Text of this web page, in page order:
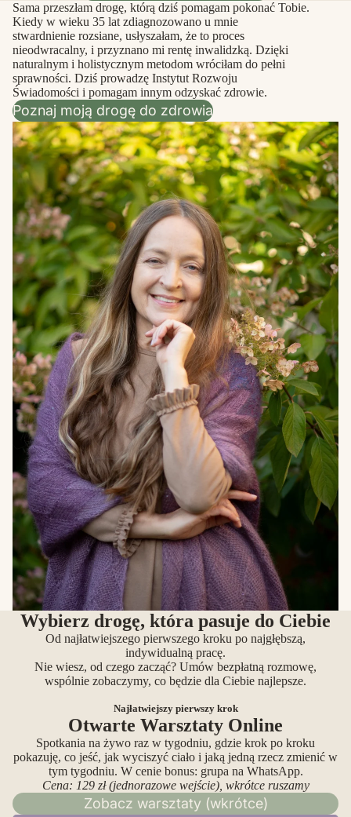
Sama przeszłam drogę, którą dziś pomagam pokonać Tobie.
Kiedy w wieku 35 lat zdiagnozowano u mnie
stwardnienie rozsiane, usłyszałam, że to proces
nieodwracalny, i przyznano mi rentę inwalidzką. Dzięki
naturalnym i holistycznym metodom wróciłam do pełni
sprawności. Dziś prowadzę Instytut Rozwoju
Świadomości i pomagam innym odzyskać zdrowie.
Poznaj moją drogę do zdrowia
Wybierz drogę, która pasuje do Ciebie
Od najłatwiejszego pierwszego kroku po najgłębszą,
indywidualną pracę.
Nie wiesz, od czego zacząć? Umów bezpłatną rozmowę,
wspólnie zobaczymy, co będzie dla Ciebie najlepsze.
Najłatwiejszy pierwszy krok
Otwarte Warsztaty Online
Spotkania na żywo raz w tygodniu, gdzie krok po kroku
pokazuję, co jeść, jak wyciszyć ciało i jaką jedną rzecz zmienić w
tym tygodniu. W cenie bonus: grupa na WhatsApp.
Cena: 129 zł (jednorazowe wejście), wkrótce ruszamy
Zobacz warsztaty (wkrótce)